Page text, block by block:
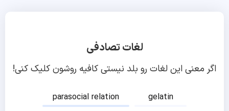
لغات تصادفی
اگر معنی این لغات رو بلد نیستی کافیه روشون کلیک کنی!
parasocial relation
gelatin